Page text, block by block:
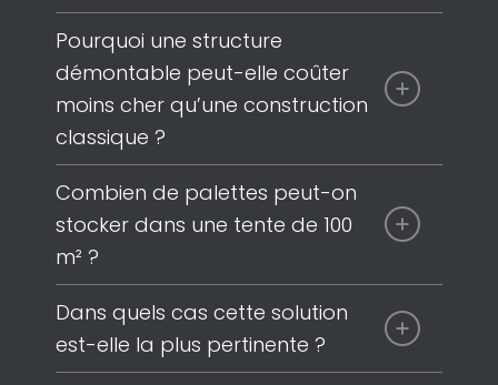
Pourquoi une structure
démontable peut-elle coûter
moins cher qu’une construction
classique ?
Combien de palettes peut-on
stocker dans une tente de 100
m² ?
Dans quels cas cette solution
est-elle la plus pertinente ?